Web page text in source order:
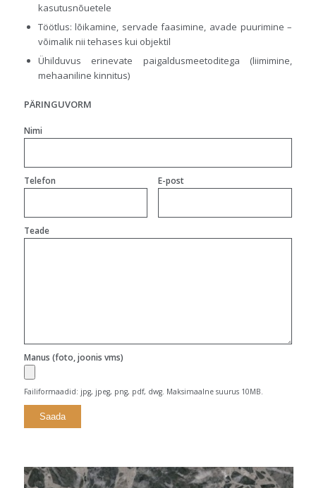
kasutusnõuetele
Töötlus: lõikamine, servade faasimine, avade puurimine –
võimalik nii tehases kui objektil
Ühilduvus erinevate paigaldusmeetoditega (liimimine,
mehaaniline kinnitus)
PÄRINGUVORM
Nimi
Telefon E-post
Teade
Manus (foto, joonis vms)
Failiformaadid: jpg, jpeg, png, pdf, dwg. Maksimaalne suurus 10MB.